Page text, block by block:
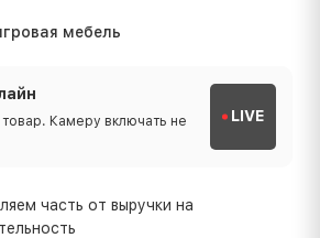
мебель
Камеру включать не
LIVE
часть от выручки на